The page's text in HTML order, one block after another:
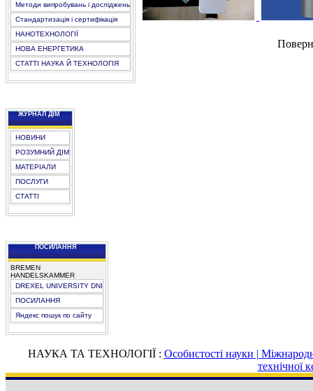
Методи випробувань і досліджень
Стандартизація і сертифікація
НАНОТЕХНОЛОГІЇ
НОВА ЕНЕРГЕТИКА
СТАТТІ НАУКА Й ТЕХНОЛОГІЯ
ЖУРНАЛ ДІМ
НОВИНИ
РОЗУМНИЙ ДІМ
МАТЕРІАЛИ
ПОСЛУГИ
СТАТТІ
ПОСИЛАННЯ
BREMEN
HANDELSKAMMER
DREXEL UNIVERSITY DNI
ПОСИЛАННЯ
Яндекс пошук по сайту
НАУКА ТА ТЕХНОЛОГІЇ : Особистості науки |
технічної